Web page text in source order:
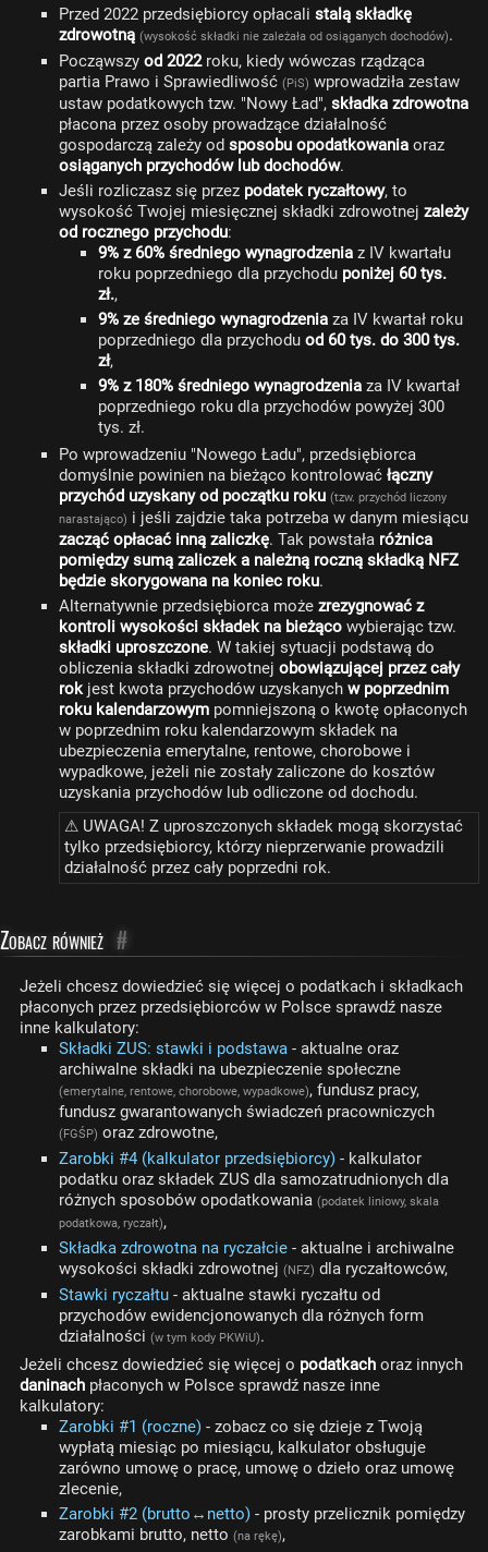
Przed 2022 przedsiębiorcy opłacali stalą składkę
zdrowotną (wysokość składki nie zależała od osiąganych dochodów).
Począwszy od 2022roku, kiedy wówczas rządząca
partia Prawo i Sprawiedliwość (PiS) wprowadziła zestaw
ustaw podatkowych tzw. "Nowy Ład", składka zdrowotna
płacona przez osoby prowadzące działalność
gospodarczą zależy od sposobu opodatkowania oraz
osiąganych przychodów lub dochodów.
Jeśli rozliczasz się przez podatek ryczałtowy, to
wysokość Twojej miesięcznej składki zdrowotnej zależy
od rocznego przychodu:
9% z 60% średniego wynagrodzenia z IV kwartału
roku poprzedniego dla przychodu poniżej 60 tys.
zł.,
9% ze średniego wynagrodzenia za IV kwartał roku
poprzedniego dla przychodu od 60 tys. do 300 tys.
zł,
9% z 180% średniego wynagrodzenia za IV kwartał
poprzedniego roku dla przychodów powyżej 300
tys. zł.
Po wprowadzeniu "Nowego Ładu", przedsiębiorca
domyślnie powinien na bieżąco kontrolować łączny
przychód uzyskany od początku roku (tzw. przychód liczony
narastająco) i jeśli zajdzie taka potrzeba w danym miesiącu
zacząć opłacać inną zaliczkę. Tak powstała różnica
pomiędzy sumą zaliczek a należną roczną składką NFZ
będzie skorygowana na koniec roku.
Alternatywnie przedsiębiorca może zrezygnować z
kontroli wysokości składek na bieżąco wybierając tzw.
składki uproszczone. W takiej sytuacji podstawą do
obliczenia składki zdrowotnej obowiązującej przez cały
rokjest kwota przychodów uzyskanych w poprzednim
roku kalendarzowym pomniejszoną o kwotę opłaconych
w poprzednim roku kalendarzowym składek na
ubezpieczenia emerytalne, rentowe, chorobowe i
wypadkowe, jeżeli nie zostały zaliczone do kosztów
uzyskania przychodów lub odliczone od dochodu.
⚠ UWAGA! Z uproszczonych składek mogą skorzystać
tylko przedsiębiorcy, którzy nieprzerwanie prowadzili
działalność przez cały poprzedni rok.
Zobacz również #
Jeżeli chcesz dowiedzieć się więcej o podatkach i składkach
płaconych przez przedsiębiorców w Polsce sprawdź nasze
inne kalkulatory:
Składki ZUS: stawki i podstawa - aktualne oraz
archiwalne składki na ubezpieczenie społeczne
(emerytalne, rentowe, chorobowe, wypadkowe), fundusz pracy,
fundusz gwarantowanych świadczeń pracowniczych
(FGŚP) oraz zdrowotne,
Zarobki #4 (kalkulator przedsiębiorcy) - kalkulator
podatku oraz składek ZUS dla samozatrudnionych dla
różnych sposobów opodatkowania (podatek liniowy, skala
podatkowa, ryczałt),
Składka zdrowotna na ryczałcie - aktualne i archiwalne
wysokości składki zdrowotnej (NFZ) dla ryczałtowców,
Stawki ryczałtu - aktualne stawki ryczałtu od
przychodów ewidencjonowanych dla różnych form
działalności (w tym kody PKWiU).
Jeżeli chcesz dowiedzieć się więcej o podatkach oraz innych
daninach płaconych w Polsce sprawdź nasze inne
kalkulatory:
Zarobki #1 (roczne) - zobacz co się dzieje z Twoją
wypłatą miesiąc po miesiącu, kalkulator obsługuje
zarówno umowę o pracę, umowę o dzieło oraz umowę
zlecenie,
Zarobki #2 (brutto↔netto) - prosty przelicznik pomiędzy
zarobkami brutto, netto (na rękę),